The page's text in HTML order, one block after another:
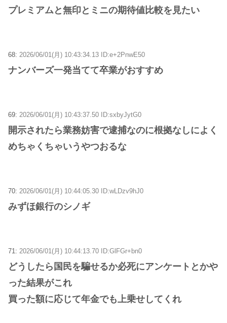
プレミアムと無印とミニの期待値比較を見たい
68: 2026/06/01(月) 10:43:34.13 ID:e+2PnwE50
ナンバーズ一発当てて卒業がおすすめ
69: 2026/06/01(月) 10:43:37.50 ID:sxbyJytG0
開示されたら業務妨害で逮捕なのに根拠なしによく
めちゃくちゃいうやつおるな
70: 2026/06/01(月) 10:44:05.30 ID:wLDzv9hJ0
みずほ銀行のシノギ
71: 2026/06/01(月) 10:44:13.70 ID:GlFGr+bn0
どうしたら国民を騙せるか必死にアンケートとかや
った結果がこれ
買った額に応じて年金でも上乗せしてくれ